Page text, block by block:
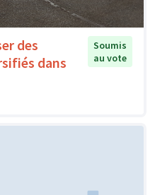
des
dans
Soumis
au vote